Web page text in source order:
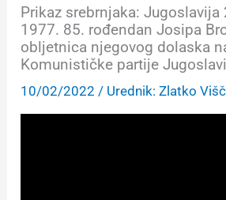
Prikaz srebrnjaka: Jugoslavija
1977. 85. rođendan Josipa
obljetnica njegovog dolaska
Komunističke partije
10/02/2022 / Urednik: Zlatko